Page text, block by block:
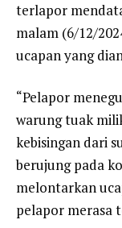
terlapor
malam (6/12/
ucapan yang
“Pelapor
warung tuak
kebisingan dari
berujung pada
melontarkan
pelapor merasa